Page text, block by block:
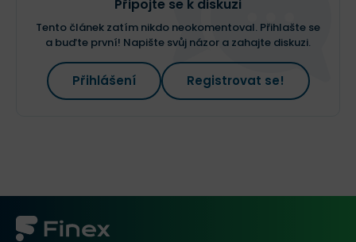
Připojte se k diskuzi
Tento článek zatím nikdo neokomentoval. Přihlašte se
a buďte první! Napište svůj názor a zahajte diskuzi.
Přihlášení Registrovat se!